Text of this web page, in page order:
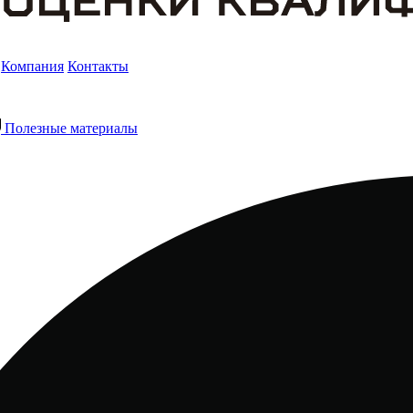
Компания Контакты
Полезные материалы